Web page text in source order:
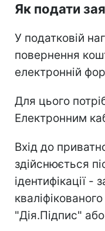
Як подати
У податковій
повернення
електронній
Для цього
Електронним
Вхід до
здійснюється
ідентифікації -
"Дія.Підпис"